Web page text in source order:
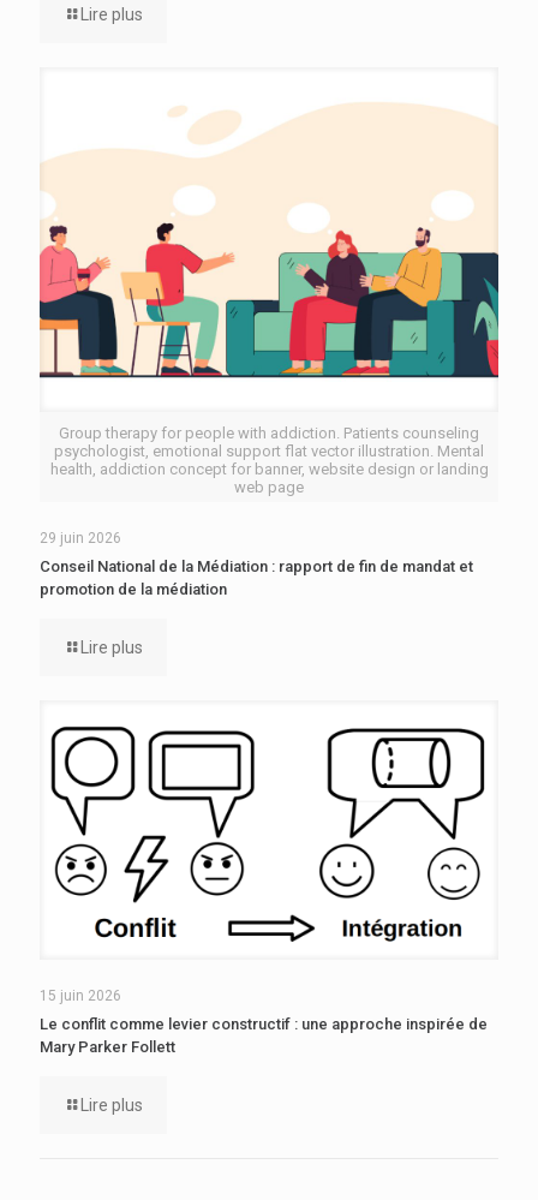
Lire plus
Group therapy for people with addiction. Patients counseling
psychologist, emotional support flat vector illustration. Mental
health, addiction concept for banner, website design or landing
web page
29 juin 2026
Conseil National de la Médiation : rapport de fin de mandat et
promotion de la médiation
Lire plus
15 juin 2026
Le conflit comme levier constructif : une approche inspirée de
Mary Parker Follett
Lire plus